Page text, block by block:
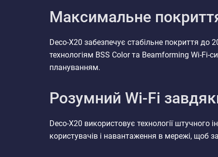
Максимальне
Deco-X20 забезпечує стабільне покриття
технологіям BSS Color та Beamforming Wi-Fi-
плануванням.
Розумний Wi-Fi
Deco-X20 використовує технології
користувачів і навантаження в мережі, щоб